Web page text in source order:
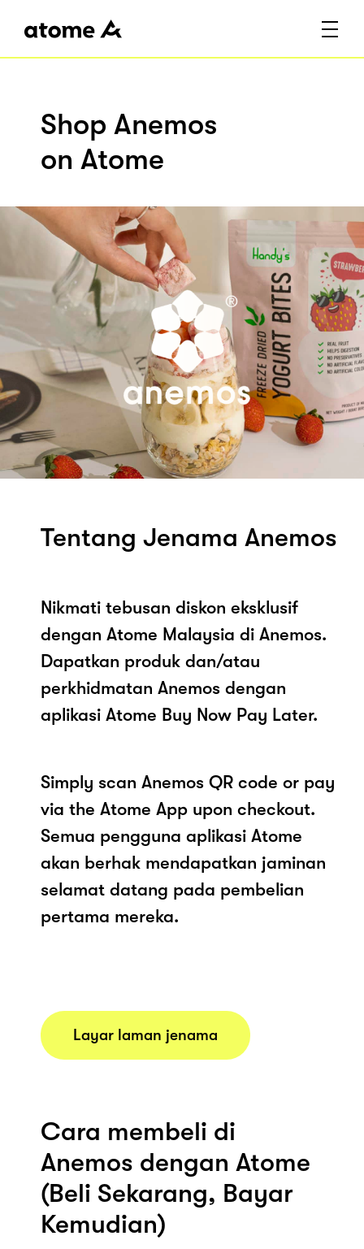
Shop Anemos
on Atome
Tentang Jenama Anemos
Nikmati tebusan diskon eksklusif
dengan Atome Malaysia di Anemos.
Dapatkan produk dan/atau
perkhidmatan Anemos dengan
aplikasi Atome Buy Now Pay Later.
Simply scan Anemos QR code or pay
via the Atome App upon checkout.
Semua pengguna aplikasi Atome
akan berhak mendapatkan jaminan
selamat datang pada pembelian
pertama mereka.
Layar laman jenama
Cara membeli di
Anemos dengan Atome
(Beli Sekarang, Bayar
Kemudian)